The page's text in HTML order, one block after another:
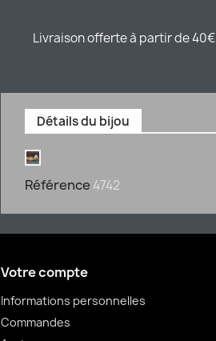
Livraison offerte à partir de 40€
Détails du bijou
Référence 4742
Votre compte
Informations personnelles
Commandes